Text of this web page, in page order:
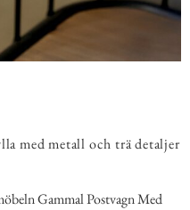
med metall och trä detaljer
Gammal Postvagn Med